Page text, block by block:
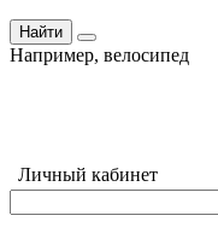
Найти
Например, велосипед
Личный кабинет